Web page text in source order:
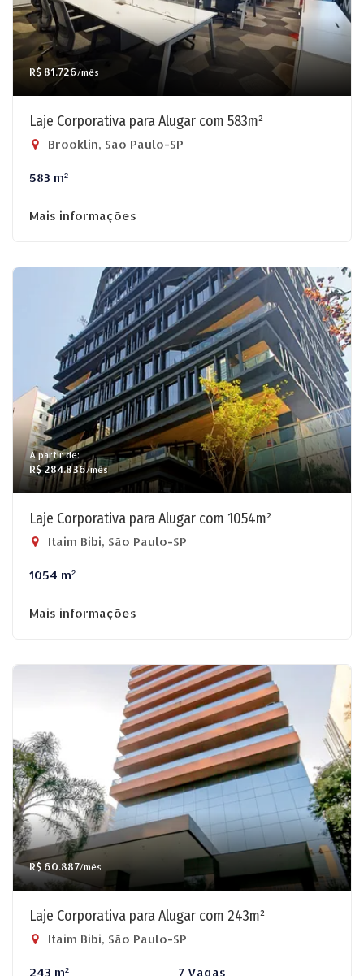
R$ 81.726/mês
Laje Corporativa para Alugar com 583m²
Brooklin, São Paulo-SP
583 m²
Mais informações
A partir de:
R$ 284.836/mês
Laje Corporativa para Alugar com 1054m²
Itaim Bibi, São Paulo-SP
1054 m²
Mais informações
R$ 60.887/mês
Laje Corporativa para Alugar com 243m²
Itaim Bibi, São Paulo-SP
243 m² 7 Vagas